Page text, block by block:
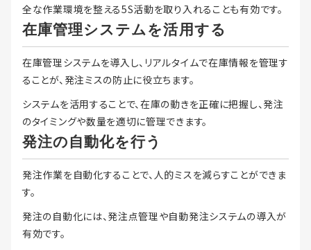
全な作業環境を整える5S活動を取り入れることも有効です。
在庫管理システムを活用する
在庫管理システムを導入し、リアルタイムで在庫情報を管理す
ることが、発注ミスの防止に役立ちます。
システムを活用することで、在庫の動きを正確に把握し、発注
のタイミングや数量を適切に管理できます。
発注の自動化を行う
発注作業を自動化することで、人的ミスを減らすことができま
す。
発注の自動化には、発注点管理や自動発注システムの導入が
有効です。